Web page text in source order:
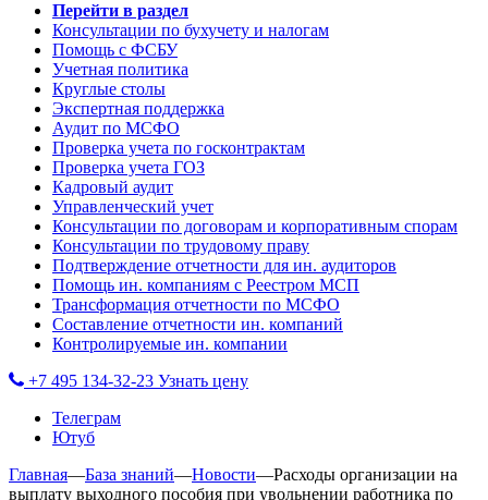
Перейти в раздел
Консультации по бухучету и налогам
Помощь с ФСБУ
Учетная политика
Круглые столы
Экспертная поддержка
Аудит по МСФО
Проверка учета по госконтрактам
Проверка учета ГОЗ
Кадровый аудит
Управленческий учет
Консультации по договорам и корпоративным спорам
Консультации по трудовому праву
Подтверждение отчетности для ин. аудиторов
Помощь ин. компаниям с Реестром МСП
Трансформация отчетности по МСФО
Составление отчетности ин. компаний
Контролируемые ин. компании
+7 495 134-32-23 Узнать цену
Телеграм
Ютуб
Главная—База знаний—Новости—Расходы организации на
выплату выходного пособия при увольнении работника по